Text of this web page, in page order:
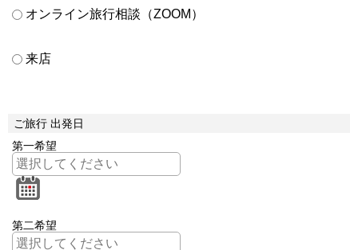
オンライン旅行相談（ZOOM）
来店
ご旅行 出発日
第一希望
第二希望